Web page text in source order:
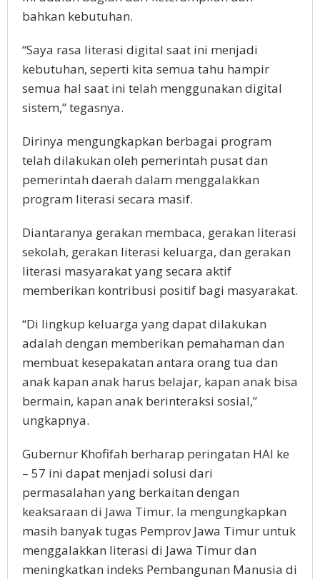
bahkan kebutuhan.
“Saya rasa literasi digital saat ini menjadi
kebutuhan, seperti kita semua tahu hampir
semua hal saat ini telah menggunakan digital
sistem,” tegasnya.
Dirinya mengungkapkan berbagai program
telah dilakukan oleh pemerintah pusat dan
pemerintah daerah dalam menggalakkan
program literasi secara masif.
Diantaranya gerakan membaca, gerakan literasi
sekolah, gerakan literasi keluarga, dan gerakan
literasi masyarakat yang secara aktif
memberikan kontribusi positif bagi masyarakat.
“Di lingkup keluarga yang dapat dilakukan
adalah dengan memberikan pemahaman dan
membuat kesepakatan antara orang tua dan
anak kapan anak harus belajar, kapan anak bisa
bermain, kapan anak berinteraksi sosial,”
ungkapnya.
Gubernur Khofifah berharap peringatan HAI ke
– 57 ini dapat menjadi solusi dari
permasalahan yang berkaitan dengan
keaksaraan di Jawa Timur. Ia mengungkapkan
masih banyak tugas Pemprov Jawa Timur untuk
menggalakkan literasi di Jawa Timur dan
meningkatkan indeks Pembangunan Manusia di